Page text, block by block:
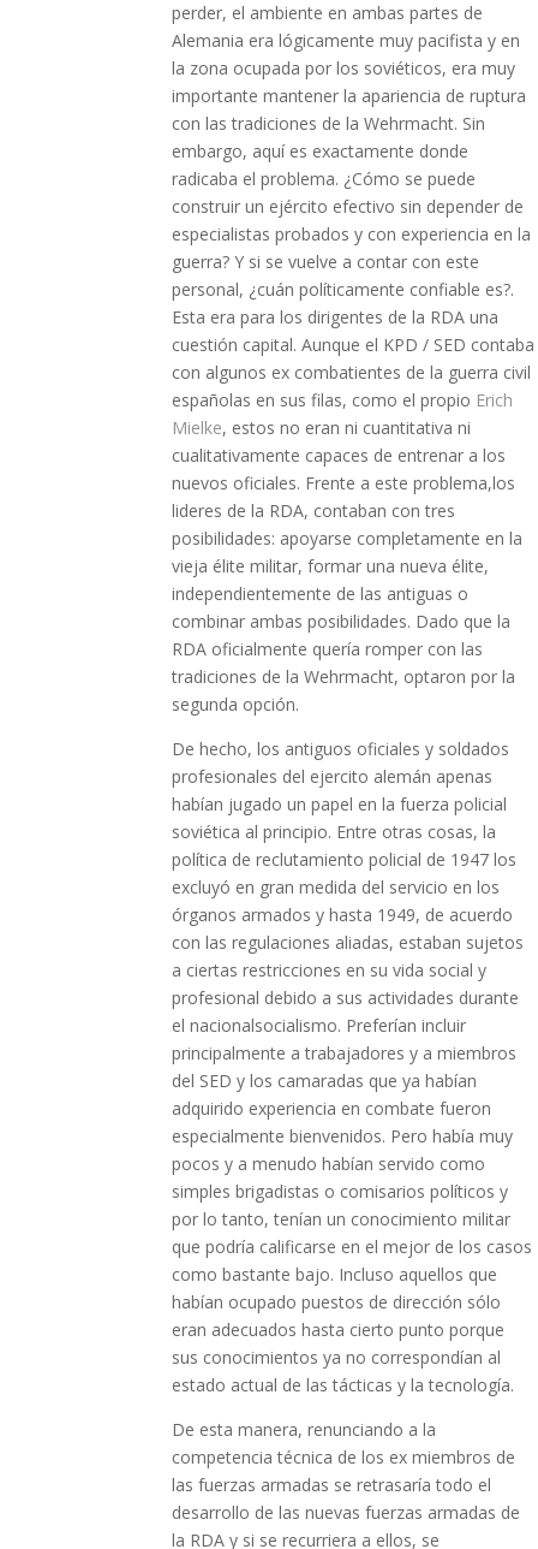
perder, el ambiente en ambas partes de
Alemania era lógicamente muy pacifista y en
la zona ocupada por los soviéticos, era muy
importante mantener la apariencia de ruptura
con las tradiciones de la Wehrmacht. Sin
embargo, aquí es exactamente donde
radicaba el problema. ¿Cómo se puede
construir un ejército efectivo sin depender de
especialistas probados y con experiencia en la
guerra? Y si se vuelve a contar con este
personal, ¿cuán políticamente confiable es?.
Esta era para los dirigentes de la RDA una
cuestión capital. Aunque el KPD / SED contaba
con algunos ex combatientes de la guerra civil
españolas en sus filas, como el propio Erich
Mielke, estos no eran ni cuantitativa ni
cualitativamente capaces de entrenar a los
nuevos oficiales. Frente a este problema,los
lideres de la RDA, contaban con tres
posibilidades: apoyarse completamente en la
vieja élite militar, formar una nueva élite,
independientemente de las antiguas o
combinar ambas posibilidades. Dado que la
RDA oficialmente quería romper con las
tradiciones de la Wehrmacht, optaron por la
segunda opción.
De hecho, los antiguos oficiales y soldados
profesionales del ejercito alemán apenas
habían jugado un papel en la fuerza policial
soviética al principio. Entre otras cosas, la
política de reclutamiento policial de 1947 los
excluyó en gran medida del servicio en los
órganos armados y hasta 1949, de acuerdo
con las regulaciones aliadas, estaban sujetos
a ciertas restricciones en su vida social y
profesional debido a sus actividades durante
el nacionalsocialismo. Preferían incluir
principalmente a trabajadores y a miembros
del SED y los camaradas que ya habían
adquirido experiencia en combate fueron
especialmente bienvenidos. Pero había muy
pocos y a menudo habían servido como
simples brigadistas o comisarios políticos y
por lo tanto, tenían un conocimiento militar
que podría calificarse en el mejor de los casos
como bastante bajo. Incluso aquellos que
habían ocupado puestos de dirección sólo
eran adecuados hasta cierto punto porque
sus conocimientos ya no correspondían al
estado actual de las tácticas y la tecnología.
De esta manera, renunciando a la
competencia técnica de los ex miembros de
las fuerzas armadas se retrasaría todo el
desarrollo de las nuevas fuerzas armadas de
la RDA y si se recurriera a ellos, se